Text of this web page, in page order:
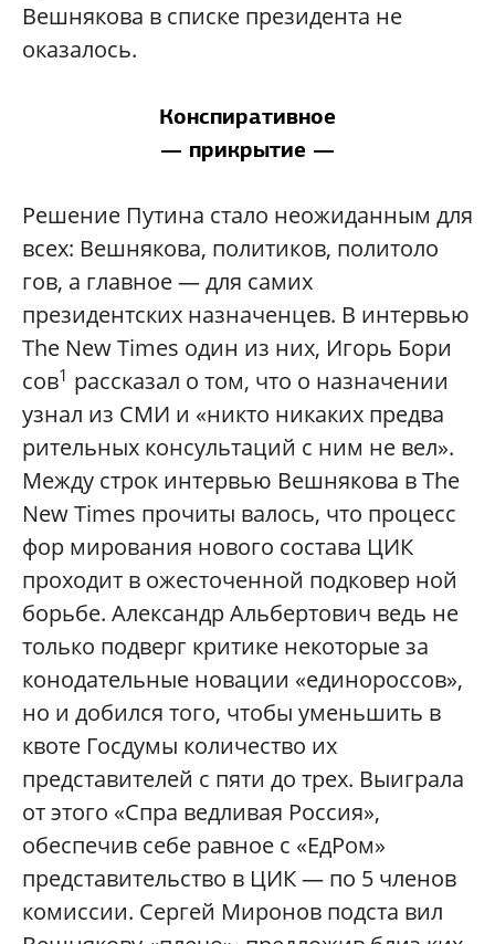
Вешнякова в списке президента не
оказалось.
Конспиративное
— прикрытие —
Решение Путина стало неожиданным для
всех: Вешнякова, политиков, политоло
гов, а главное — для самих
президентских назначенцев. В интервью
The New Times один из них, Игорь Бори
сов1 рассказал о том, что о назначении
узнал из СМИ и «никто никаких предва
рительных консультаций с ним не вел».
Между строк интервью Вешнякова в The
New Times прочиты валось, что процесс
фор мирования нового состава ЦИК
проходит в ожесточенной подковер ной
борьбе. Александр Альбертович ведь не
только подверг критике некоторые за
конодательные новации «единороссов»,
но и добился того, чтобы уменьшить в
квоте Госдумы количество их
представителей с пяти до трех. Выиграла
от этого «Спра ведливая Россия»,
обеспечив себе равное с «ЕдРом»
представительство в ЦИК — по 5 членов
комиссии. Сергей Миронов подста вил